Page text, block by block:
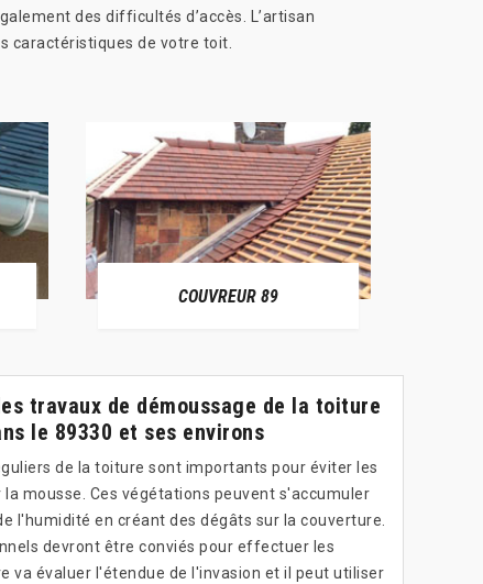
des difficultés d’accès. L’artisan
caractéristiques de votre toit.
COUVREUR 89
travaux de démoussage de la toiture
le 89330 et ses environs
de la toiture sont importants pour éviter les
mousse. Ces végétations peuvent s'accumuler
l'humidité en créant des dégâts sur la couverture.
devront être conviés pour effectuer les
va évaluer l'étendue de l'invasion et il peut utiliser